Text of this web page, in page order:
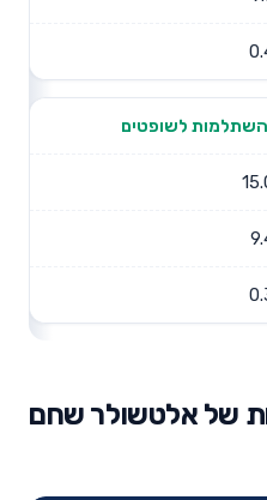
השתלמות לשופטים
של אלטשולר שחם